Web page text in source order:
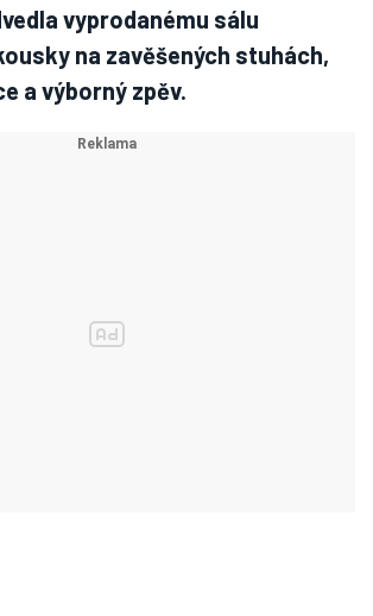
vyprodanému sálu
na zavěšených stuhách,
a výborný zpěv.